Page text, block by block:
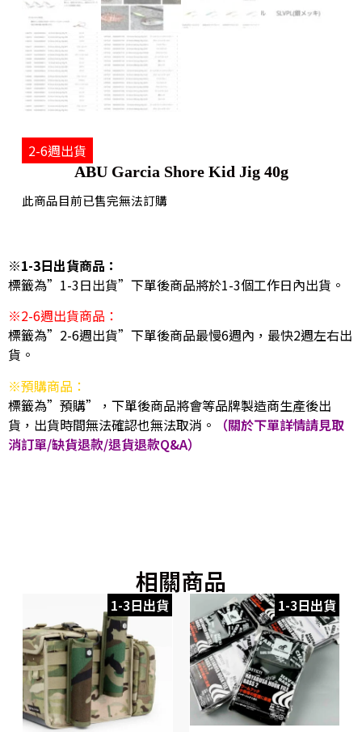
2-6週出貨
ABU Garcia Shore Kid Jig 40g
此商品目前已售完無法訂購
※1-3日出貨商品：
標籤為”1-3日出貨”下單後商品將於1-3個工作日內出貨。
※2-6週出貨商品：
標籤為”2-6週出貨”下單後商品最慢6週內，最快2週左右出
貨。
※預購商品：
標籤為”預購”，下單後商品將會等品牌製造商生產後出
貨，出貨時間無法確認也無法取消。
（關於下單詳情請見取
消訂單/缺貨退款/退貨退款Q&A）
相關商品
1-3日出貨 1-3日出貨